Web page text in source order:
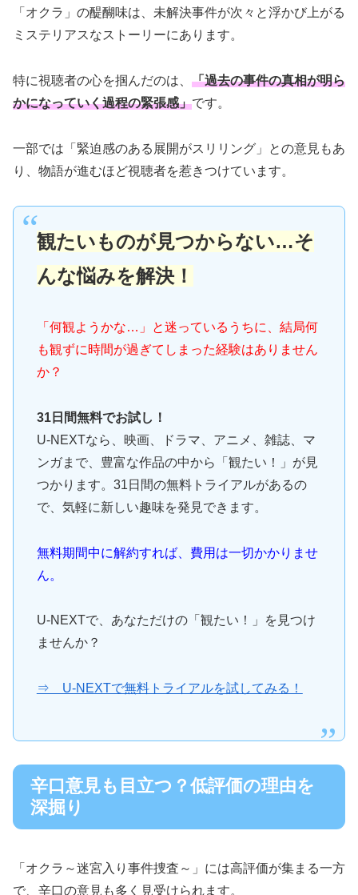
「オクラ」の醍醐味は、未解決事件が次々と浮かび上がる
ミステリアスなストーリーにあります。
特に視聴者の心を掴んだのは、 「過去の事件の真相が明ら
かになっていく過程の緊張感」です。
一部では「緊迫感のある展開がスリリング」との意見もあ
り、物語が進むほど視聴者を惹きつけています。
観たいものが見つからない…そ
んな悩みを解決！
「何観ようかな…」と迷っているうちに、結局何
も観ずに時間が過ぎてしまった経験はありません
か？
31日間無料でお試し！
U-NEXTなら、映画、ドラマ、アニメ、雑誌、マ
ンガまで、豊富な作品の中から「観たい！」が見
つかります。31日間の無料トライアルがあるの
で、気軽に新しい趣味を発見できます。
無料期間中に解約すれば、費用は一切かかりませ
ん。
U-NEXTで、あなただけの「観たい！」を見つけ
ませんか？
⇒ U-NEXTで無料トライアルを試してみる！
辛口意見も目立つ？低評価の理由を
深掘り
「オクラ～迷宮入り事件捜査～」には高評価が集まる一方
で、辛口の意見も多く見受けられます。